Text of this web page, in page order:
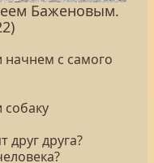
Баженовым.
начнем с самого
друг друга?